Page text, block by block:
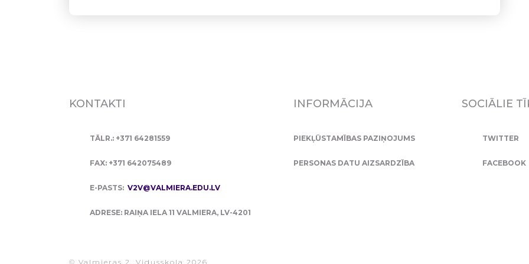
KONTAKTI
TĀLR.: +371 64281559
FAX: +371 642075489
E-PASTS: V2V@VALMIERA.EDU.LV
ADRESE: RAIŅA IELA 11 VALMIERA, LV-4201
INFORMĀCIJA
PIEKĻŪSTAMĪBAS PAZIŅOJUMS
PERSONAS DATU AIZSARDZĪBA
SOCIĀLIE
TWITTER
FACEBOOK
© Valmieras 2. Vidusskola 2026